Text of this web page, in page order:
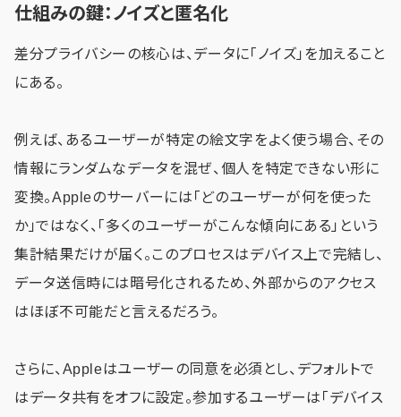
仕組みの鍵：ノイズと匿名化
差分プライバシーの核心は、データに「ノイズ」を加えること
にある。
例えば、あるユーザーが特定の絵文字をよく使う場合、その
情報にランダムなデータを混ぜ、個人を特定できない形に
変換。Appleのサーバーには「どのユーザーが何を使った
か」ではなく、「多くのユーザーがこんな傾向にある」という
集計結果だけが届く。このプロセスはデバイス上で完結し、
データ送信時には暗号化されるため、外部からのアクセス
はほぼ不可能だと言えるだろう。
さらに、Appleはユーザーの同意を必須とし、デフォルトで
はデータ共有をオフに設定。参加するユーザーは「デバイス